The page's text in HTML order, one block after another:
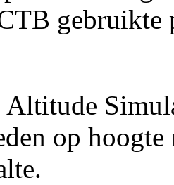
gebruikte
op